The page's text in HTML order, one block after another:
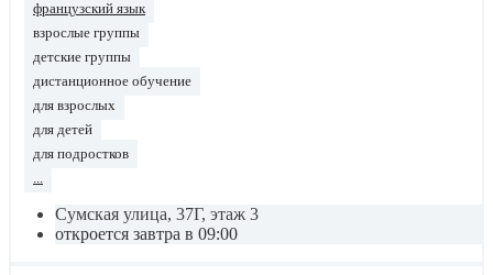
французский язык
взрослые группы
детские группы
дистанционное обучение
для взрослых
для детей
для подростков
...
Сумская улица, 37Г, этаж 3
откроется завтра в 09:00